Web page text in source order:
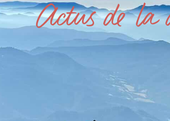
Actus de la